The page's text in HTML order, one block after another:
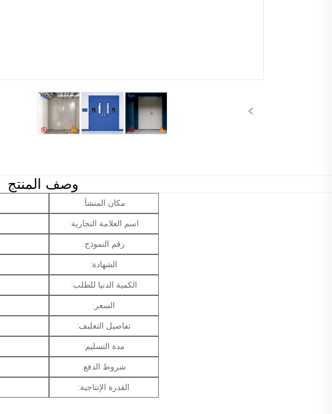
وصف المنتج
مكان المنشأ:
اسم العلامة التجارية:
رقم النموذج:
الشهادة:
الكمية الدنيا للطلب:
السعر:
تفاصيل التغليف:
مدة التسليم:
شروط الدفع:
القدرة الإنتاجية: